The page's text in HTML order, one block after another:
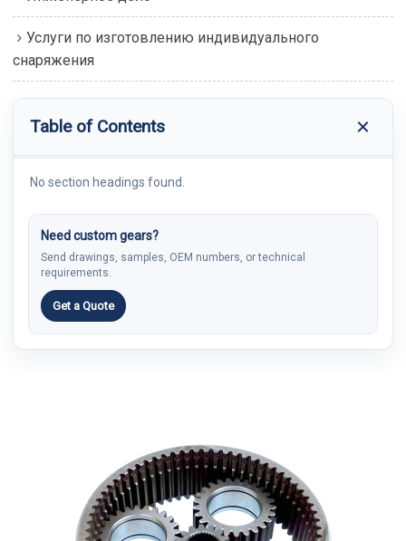
Услуги по изготовлению индивидуального
снаряжения
Table of Contents
No section headings found.
Need custom gears?
Send drawings, samples, OEM numbers, or technical
requirements.
Get a Quote